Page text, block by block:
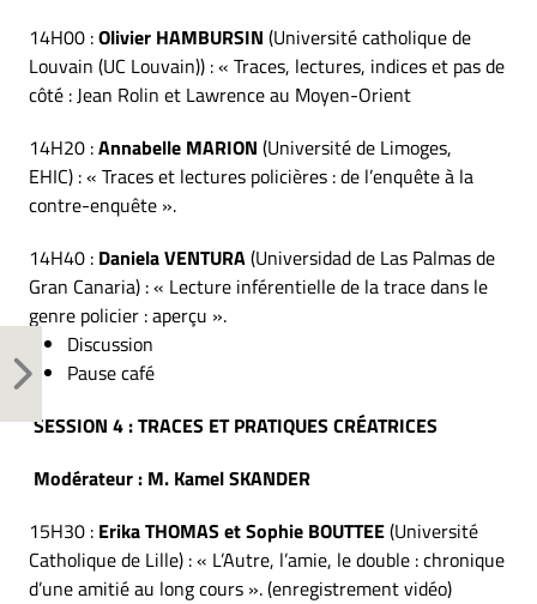
14H00 :Olivier HAMBURSIN (Université catholique de
Louvain (UC Louvain)) : « Traces, lectures, indices et pas de
côté : Jean Rolin et Lawrence au Moyen-Orient
14H20 :Annabelle MARION (Université de Limoges,
EHIC) : « Traces et lectures policières : de l’enquête à la
contre-enquête ».
14H40 : Daniela VENTURA(Universidad de Las Palmas de
Gran Canaria) : « Lecture inférentielle de la trace dans le
genre policier : aperçu ».
Discussion
Pause café
SESSION 4 : TRACES ET PRATIQUES CRÉATRICES
Modérateur : M. Kamel SKANDER
15H30 : Erika THOMAS et Sophie BOUTTEE(Université
Catholique de Lille) : « L’Autre, l’amie, le double : chronique
d’une amitié au long cours ». (enregistrement vidéo)